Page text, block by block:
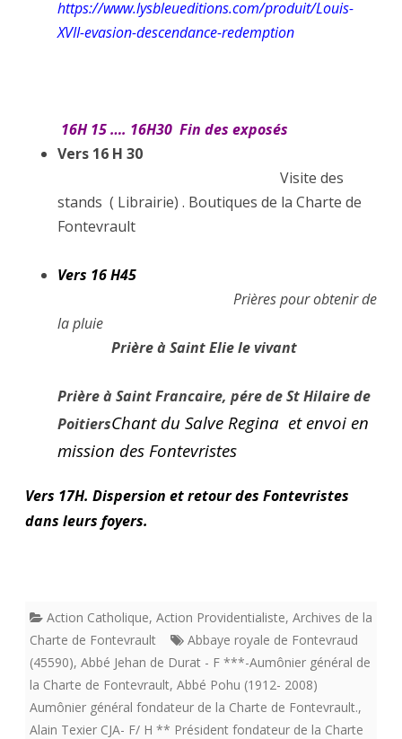
https://www.lysbleueditions.com/produit/Louis-
XVII-evasion-descendance-redemption
16H 15 …. 16H30 Fin des exposés
Vers 16 H 30
Visite des
stands ( Librairie) . Boutiques de la Charte de
Fontevrault
Vers 16 H45
Prières pour obtenir de
la pluie
Prière à Saint Elie le vivant
Prière à Saint Francaire, pére de St Hilaire de
PoitiersChant du Salve Regina et envoi en
mission des Fontevristes
Vers 17H. Dispersion et retour des Fontevristes
dans leurs foyers.
Action Catholique, Action Providentialiste, Archives de la
Charte de Fontevrault
Abbaye royale de Fontevraud
(45590), Abbé Jehan de Durat - F ***-Aumônier général de
la Charte de Fontevrault, Abbé Pohu (1912- 2008)
Aumônier général fondateur de la Charte de Fontevrault.,
Alain Texier CJA- F/ H ** Président fondateur de la Charte